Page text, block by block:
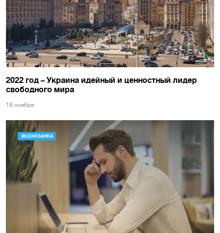
2022 год – Украина идейный и ценностный лидер
свободного мира
18 ноября
ЭКОНОМИКА